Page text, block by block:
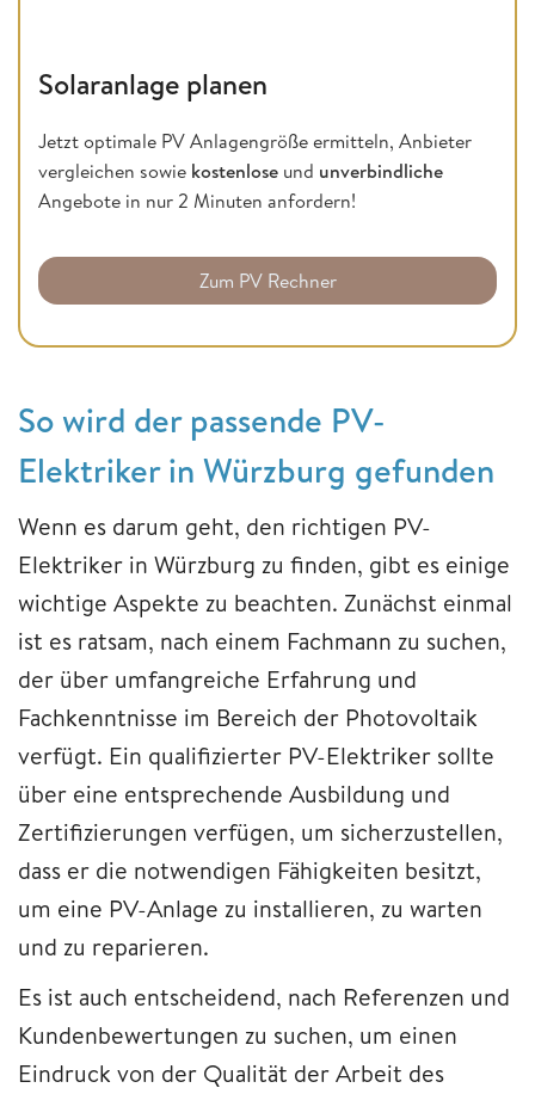
Solaranlage planen
Jetzt optimale PV Anlagengröße ermitteln, Anbieter
vergleichen sowie kostenlose und unverbindliche
Angebote in nur 2 Minuten anfordern!
Zum PV Rechner
So wird der passende PV-
Elektriker in Würzburg gefunden
Wenn es darum geht, den richtigen PV-
Elektriker in Würzburg zu finden, gibt es einige
wichtige Aspekte zu beachten. Zunächst einmal
ist es ratsam, nach einem Fachmann zu suchen,
der über umfangreiche Erfahrung und
Fachkenntnisse im Bereich der Photovoltaik
verfügt. Ein qualifizierter PV-Elektriker sollte
über eine entsprechende Ausbildung und
Zertifizierungen verfügen, um sicherzustellen,
dass er die notwendigen Fähigkeiten besitzt,
um eine PV-Anlage zu installieren, zu warten
und zu reparieren.
Es ist auch entscheidend, nach Referenzen und
Kundenbewertungen zu suchen, um einen
Eindruck von der Qualität der Arbeit des